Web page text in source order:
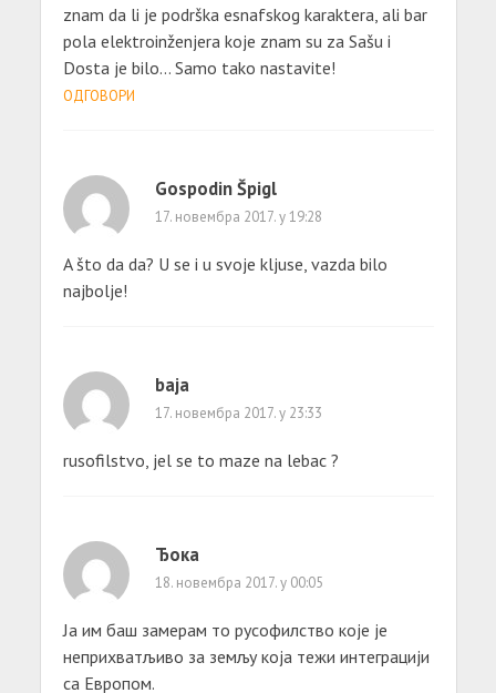
znam da li je podrška esnafskog karaktera, ali bar
pola elektroinženjera koje znam su za Sašu i
Dosta je bilo… Samo tako nastavite!
ОДГОВОРИ
Gospodin Špigl
17. новембра 2017. у 19:28
A što da da? U se i u svoje kljuse, vazda bilo
najbolje!
baja
17. новембра 2017. у 23:33
rusofilstvo, jel se to maze na lebac ?
Ђока
18. новембра 2017. у 00:05
Ја им баш замерам то русофилство које је
неприхватљиво за земљу која тежи интеграцији
са Европом.